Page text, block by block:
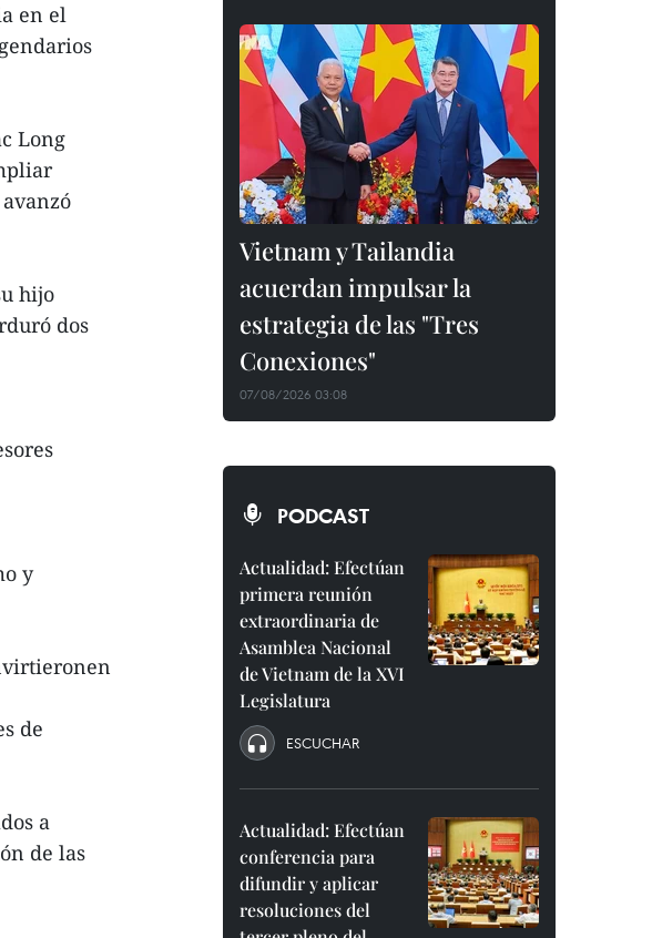
en el
Long
hijo
dos
y
de
a
de las
Vietnam y Tailandia
acuerdan impulsar la
estrategia de las "Tres
Conexiones"
07/08/2026 03:08
PODCAST
Actualidad: Efectúan
primera reunión
extraordinaria de
Asamblea Nacional
de Vietnam de la XVI
Legislatura
ESCUCHAR
Actualidad: Efectúan
conferencia para
difundir y aplicar
resoluciones del